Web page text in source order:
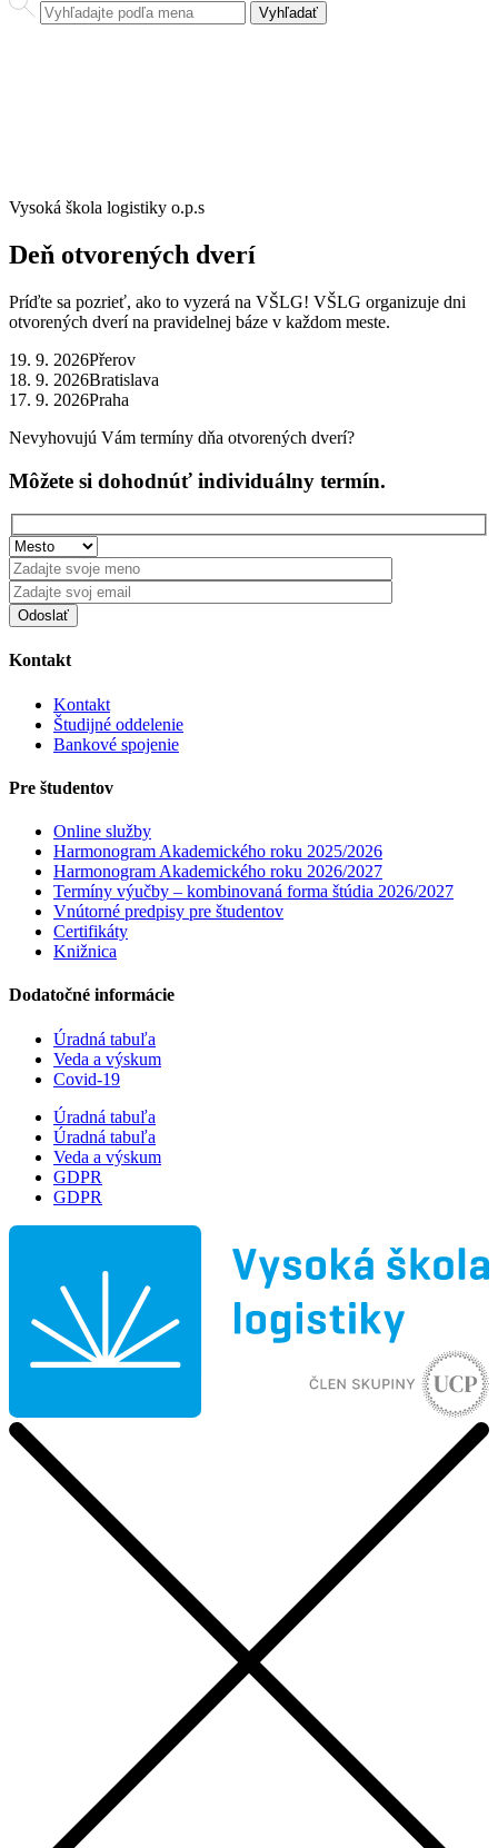
Vysoká škola logistiky o.p.s
Deň otvorených dverí
Príďte sa pozrieť, ako to vyzerá na VŠLG! VŠLG organizuje dni
otvorených dverí na pravidelnej báze v každom meste.
19. 9. 2026Přerov
18. 9. 2026Bratislava
17. 9. 2026Praha
Nevyhovujú Vám termíny dňa otvorených dverí?
Môžete si dohodnúť individuálny termín.
Kontakt
Kontakt
Študijné oddelenie
Bankové spojenie
Pre študentov
Online služby
Harmonogram Akademického roku 2025/2026
Harmonogram Akademického roku 2026/2027
Termíny výučby – kombinovaná forma štúdia 2026/2027
Vnútorné predpisy pre študentov
Certifikáty
Knižnica
Dodatočné informácie
Úradná tabuľa
Veda a výskum
Covid-19
Úradná tabuľa
Úradná tabuľa
Veda a výskum
GDPR
GDPR